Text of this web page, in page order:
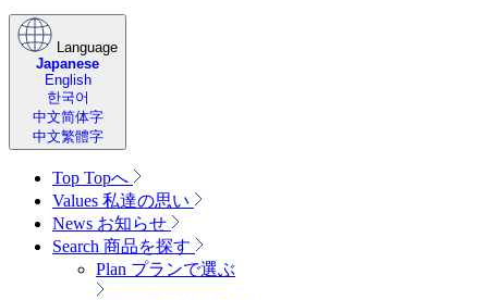
Language
Japanese
English
한국어
中文简体字
中文繁體字
Top Topへ
Values 私達の思い
News お知らせ
Search 商品を探す
Plan プランで選ぶ